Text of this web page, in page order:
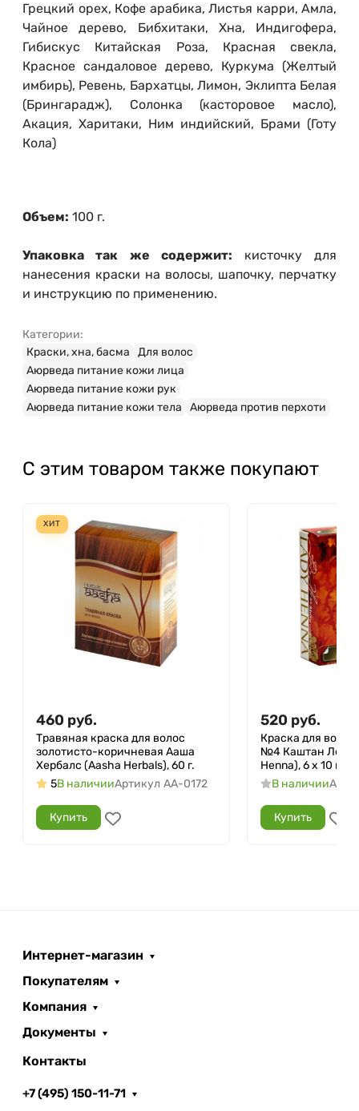
Грецкий орех, Кофе арабика, Листья карри, Амла,
Чайное дерево, Бибхитаки, Хна, Индигофера,
Гибискус Китайская Роза, Красная свекла,
Красное сандаловое дерево, Куркума (Желтый
имбирь), Ревень, Бархатцы, Лимон, Эклипта Белая
(Брингарадж), Солонка (касторовое масло),
Акация, Харитаки, Ним индийский, Брами (Готу
Кола)
Объем: 100 г.
Упаковка так же содержит: кисточку для
нанесения краски на волосы, шапочку, перчатку
и инструкцию по применению.
Категории:
Краски, хна, басма
Для волос
Аюрведа питание кожи лица
Аюрведа питание кожи рук
Аюрведа питание кожи тела
Аюрведа против перхоти
С этим товаром также покупают
ХИТ
460 руб.
Травяная краска для волос
золотисто-коричневая Ааша
Хербалс (Aasha Herbals), 60 г.
5В наличииАртикул AA-0172
Купить
520 руб.
Краска для
№4 Каштан Леди
Henna), 6 х 10 г.
В наличии
Купить
Интернет-магазин
Покупателям
Компания
Документы
Контакты
+7 (495) 150-11-71